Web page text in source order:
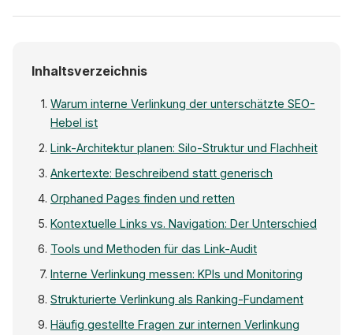
Inhaltsverzeichnis
Warum interne Verlinkung der unterschätzte SEO-
Hebel ist
Link-Architektur planen: Silo-Struktur und Flachheit
Ankertexte: Beschreibend statt generisch
Orphaned Pages finden und retten
Kontextuelle Links vs. Navigation: Der Unterschied
Tools und Methoden für das Link-Audit
Interne Verlinkung messen: KPIs und Monitoring
Strukturierte Verlinkung als Ranking-Fundament
Häufig gestellte Fragen zur internen Verlinkung